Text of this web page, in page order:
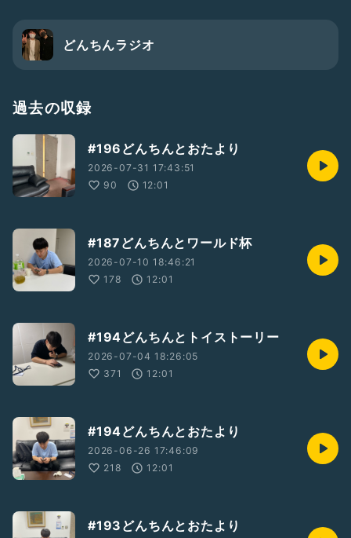
どんちんラジオ
過去の収録
#196どんちんとおたより
2026-07-31 17:43:51
90
12:01
#187どんちんとワールド杯
2026-07-10 18:46:21
178
12:01
#194どんちんとトイストーリー
2026-07-04 18:26:05
371
12:01
#194どんちんとおたより
2026-06-26 17:46:09
218
12:01
#193どんちんとおたより